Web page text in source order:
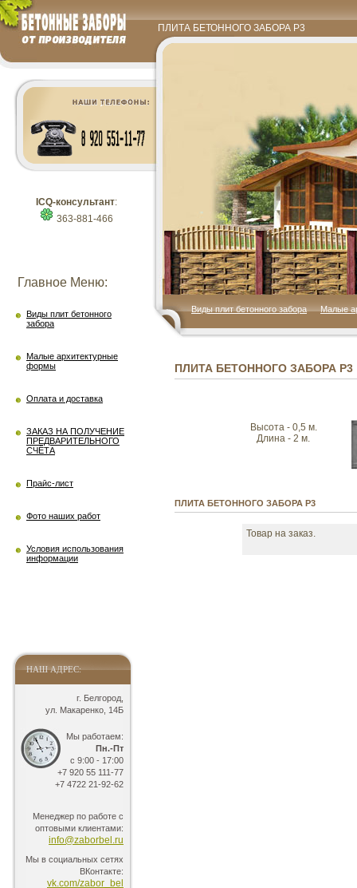
ПЛИТА БЕТОННОГО ЗАБОРА Р3
Виды плит бетонного забора Малые
ПЛИТА БЕТОННОГО ЗАБОРА Р3
Высота - 0,5 м.
Длина - 2 м.
ПЛИТА БЕТОННОГО ЗАБОРА Р3
Товар на заказ.
ICQ-консультант:
363-881-466
Главное Меню:
Виды плит бетонного
забора
Малые архитектурные
формы
Оплата и доставка
ЗАКАЗ НА ПОЛУЧЕНИЕ
ПРЕДВАРИТЕЛЬНОГО
СЧЁТА
Прайс-лист
Фото наших работ
Условия использования
информации
НАШ АДРЕС:
г. Белгород,
ул. Макаренко, 14Б
Мы работаем:
Пн.-Пт
с 9:00 - 17:00
+7 920 55 111-77
+7 4722 21-92-62
Менеджер по работе с
оптовыми клиентами:
info@zaborbel.ru
Мы в социальных сетях
ВКонтакте:
vk.com/zabor_bel